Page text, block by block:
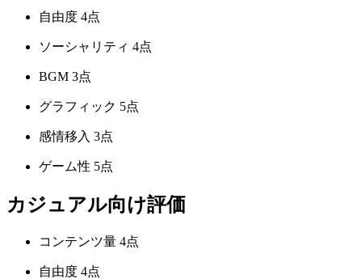
自由度 4点
ソーシャリティ 4点
BGM 3点
グラフィック 5点
感情移入 3点
ゲーム性 5点
カジュアル向け評価
コンテンツ量 4点
自由度 4点